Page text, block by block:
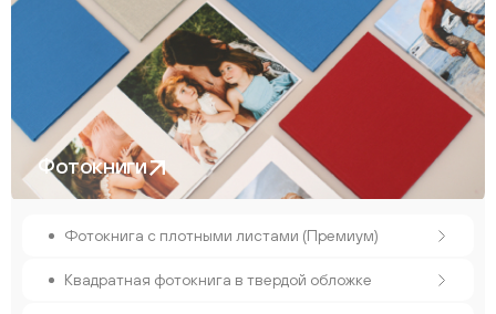
Фотокниги
Фотокнига с плотными листами (Премиум)
Квадратная фотокнига в твердой обложке